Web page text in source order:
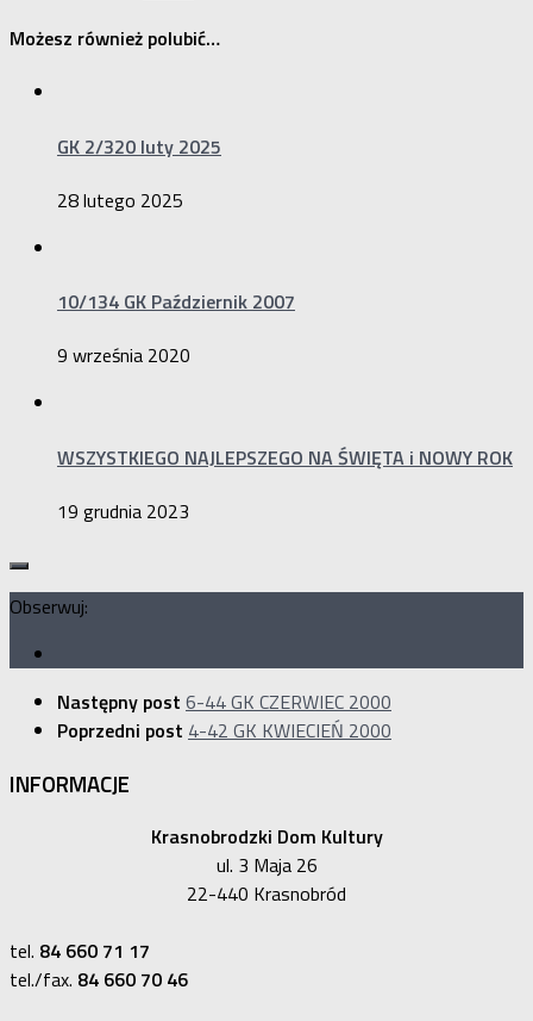
Możesz również polubić…
GK 2/320 luty 2025
28 lutego 2025
10/134 GK Październik 2007
9 września 2020
WSZYSTKIEGO NAJLEPSZEGO NA ŚWIĘTA i NOWY ROK
19 grudnia 2023
Obserwuj:
Następny post 6-44 GK CZERWIEC 2000
Poprzedni post 4-42 GK KWIECIEŃ 2000
INFORMACJE
Krasnobrodzki Dom Kultury
ul. 3 Maja 26
22-440 Krasnobród
tel. 84 660 71 17
tel./fax. 84 660 70 46